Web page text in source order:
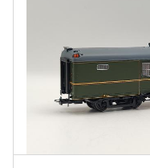
HORNBY
HORNBY-ACHO
HUET
IBERTREN